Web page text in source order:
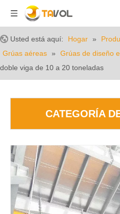
Usted está aquí: Hogar »
Grúas aéreas » Grúas de diseño
doble viga de 10 a 20 toneladas
CATEGORÍA